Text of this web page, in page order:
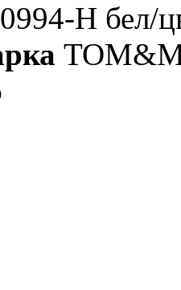
H бел/